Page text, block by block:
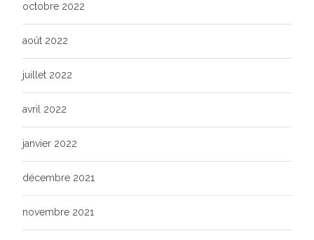
octobre 2022
août 2022
juillet 2022
avril 2022
janvier 2022
décembre 2021
novembre 2021